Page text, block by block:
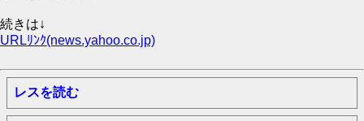
続きは↓
URLﾘﾝｸ(news.yahoo.co.jp)
レスを読む